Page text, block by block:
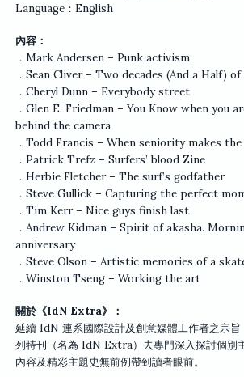
Language：English
內容：
．Mark Andersen – Punk activism
．Sean Cliver – Two decades (And a Half)
．Cheryl Dunn – Everybody street
．Glen E. Friedman – You Know when you
behind the camera
．Todd Francis – When seniority makes
．Patrick Trefz – Surfers’ blood Zine
．Herbie Fletcher – The surf’s godfather
．Steve Gullick – Capturing the perfect
．Tim Kerr – Nice guys finish last
．Andrew Kidman – Spirit of akasha.
anniversary
．Steve Olson – Artistic memories of a
．Winston Tseng – Working the art
關於《IdN Extra》：
延續 IdN 連系國際設計及創意媒體工作者之宗
列特刊（名為 IdN Extra）去專門深入探討個別
內容及精彩主題史無前例帶到讀者眼前。